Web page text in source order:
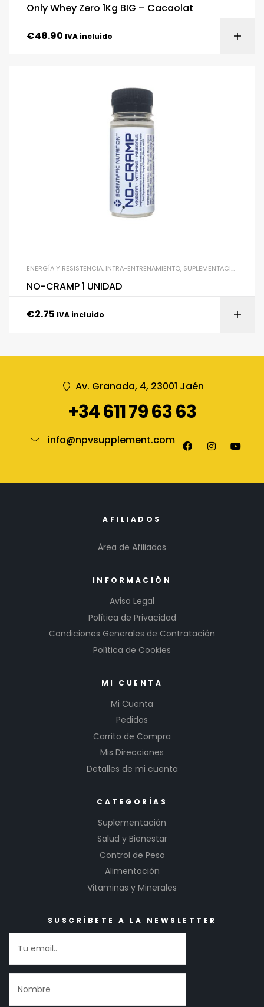
Only Whey Zero 1Kg BIG – Cacaolat
€48.90 IVA incluido
ENERGÍA Y RESISTENCIA, INTRA-ENTRENAMIENTO, SUPLEMENTACIÓN
NO-CRAMP 1 UNIDAD
€2.75 IVA incluido
Av. Granada, 4, 23001 Jaén
+34 611 79 63 63
info@npvsupplement.com
AFILIADOS
Área de Afiliados
INFORMACIÓN
Aviso Legal
Política de Privacidad
Condiciones Generales de Contratación
Política de Cookies
MI CUENTA
Mi Cuenta
Pedidos
Carrito de Compra
Mis Direcciones
Detalles de mi cuenta
CATEGORÍAS
Suplementación
Salud y Bienestar
Control de Peso
Alimentación
Vitaminas y Minerales
SUSCRÍBETE A LA NEWSLETTER